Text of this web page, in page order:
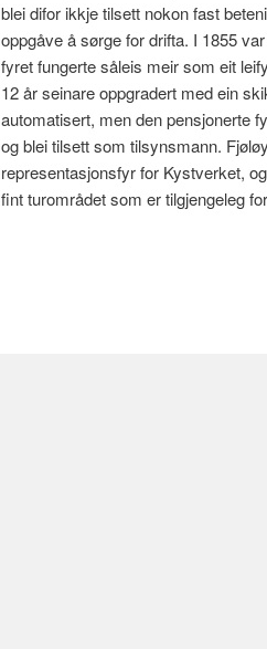
blei difor ikkje tilsett nokon fast
oppgåve å sørge for drifta. I 1855
fyret fungerte såleis meir som eit
12 år seinare oppgradert med ein
automatisert, men den pensjonerte
og blei tilsett som tilsynsmann.
representasjonsfyr for Kystverket,
fint turområdet som er tilgjengeleg